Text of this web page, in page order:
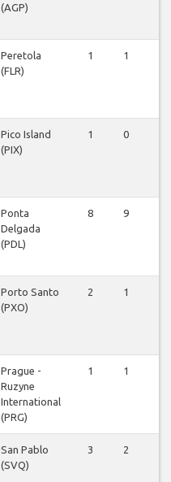
(AGP)
Peretola
(FLR)
1 1
Pico Island
(PIX)
1 0
Ponta
Delgada
(PDL)
8 9
Porto Santo
(PXO)
2 1
Prague -
Ruzyne
International
(PRG)
1 1
San Pablo
(SVQ)
3 2